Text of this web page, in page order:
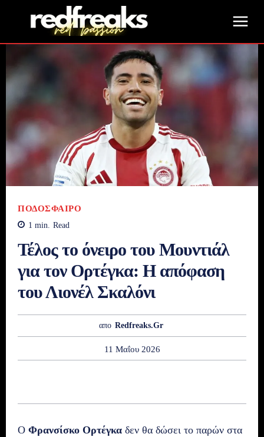
ΠΟΔΌΣΦΑΙΡΟ
1 min. Read
Τέλος το όνειρο του Μουντιάλ
για τον Ορτέγκα: Η απόφαση
του Λιονέλ Σκαλόνι
απο Redfreaks.gr
11 Μαΐου 2026
Ο Φρανσίσκο Ορτέγκα δεν θα δώσει το παρών στα